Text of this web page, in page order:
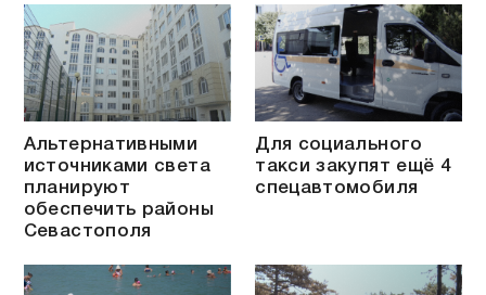
Альтернативными
источниками света
планируют
обеспечить районы
Севастополя
Для социального
такси закупят ещё 4
спецавтомобиля